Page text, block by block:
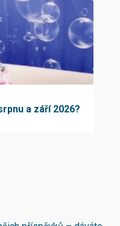
a září 2026?